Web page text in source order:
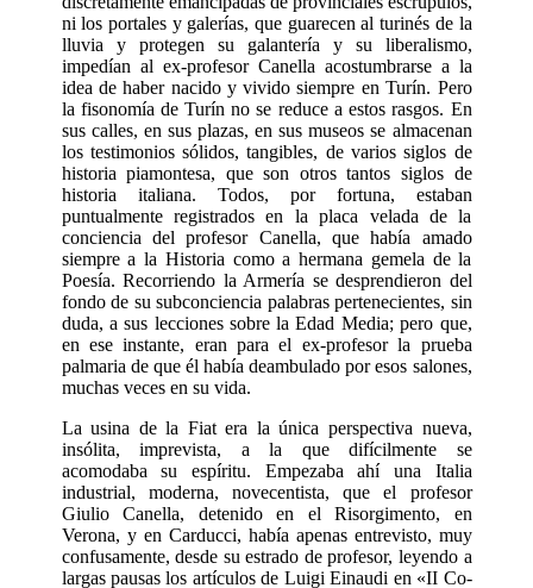
ni los portales y galerías, que guarecen al turinés de la
lluvia y protegen su galantería y su liberalismo,
impedían al ex-profesor Canella acostumbrarse a la
idea de haber nacido y vivido siempre en Turín. Pero
la fisonomía de Turín no se reduce a estos rasgos. En
sus calles, en sus plazas, en sus museos se almacenan
los testimonios sólidos, tangibles, de varios siglos de
historia piamontesa, que son otros tantos siglos de
historia italiana. Todos, por fortuna, estaban
puntualmente registrados en la placa velada de la
conciencia del profesor Canella, que había amado
siempre a la Historia como a hermana gemela de la
Poesía. Recorriendo la Armería se desprendieron del
fondo de su subconciencia palabras pertenecientes, sin
duda, a sus lecciones sobre la Edad Media; pero que,
en ese instante, eran para el ex-profesor la prueba
palmaria de que él había deambulado por esos salones,
muchas veces en su vida.
La usina de la Fiat era la única perspec­tiva nueva,
insólita, imprevista, a la que difícilmente se
acomodaba su espíritu. Empezaba ahí una Italia
industrial, moderna, novecentista, que el profesor
Giulio Canella, detenido en el Risorgimento, en
Verona, y en Carducci, había apenas en­trevisto, muy
confusamente, desde su estrado de profesor, leyendo a
largas pau­sas los artículos de Luigi Einaudi en «II Co­